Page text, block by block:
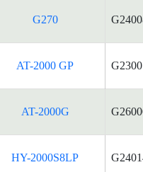
G270
AT-2000 GP
AT-2000G
HY-2000S8LP